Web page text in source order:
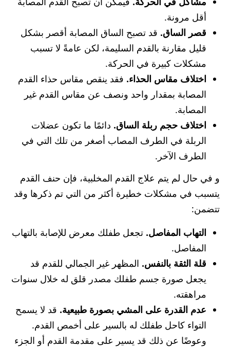
أقل مرونة.
قصر الساق. قد تصبح الساق المصابة أقصر بشكل
قليل مقارنة بالقدم السليمة، لكن عامةً لا تسبب
مشكلات كبيرة في الحركة.
اختلاف مقاس الحذاء. فقد ينقص مقاس حذاء القدم
المصابة بمقدار واحد ونصف عن مقاس القدم غير
المصابة.
اختلاف حجم ربلة الساق. دائمًا ما تكون عضلات
الربلة في الطرف المصاب أصغر من تلك التي في
الطرف الآخر.
و في حال لم يتم علاج القدم المخلبية، فإن حنف القدم
يتسبب في مشكلات خطيرة أكثر من التي تم ذكرها وقد
تتضمن:
التهاب المفاصل. تجعل طفلك معرض للإصابة بالتهاب
المفاصل.
قلة الثقة بالنفس. المظهر غير الجمالي للقدم قد
يجعل صورة جسم طفلك مصدر قلق له خلال سنوات
مراهقته.
عدم القدرة على المشي بصورة طبيعية. قد لا يسمح
التواء كاحل طفلك له بالسير على أخمص القدم.
وعوضًا عن ذلك قد يسير على مقدمة القدم أو الجزء